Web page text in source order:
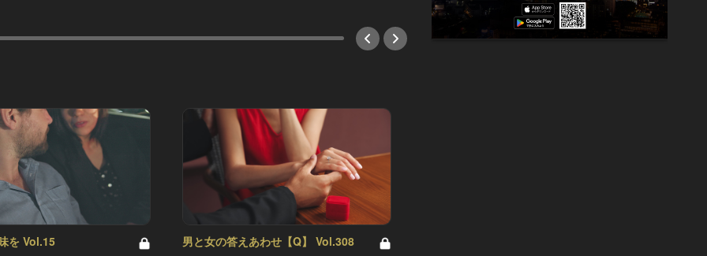
を Vol.15 男と女の答えあわせ【Q】 Vol.308